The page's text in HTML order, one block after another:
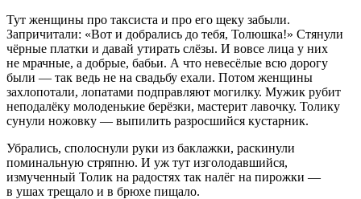
Тут женщины про таксиста и про его щеку забыли.
Запричитали: «Вот и добрались до тебя, Толюшка!» Стянули
чёрные платки и давай утирать слёзы. И вовсе лица у них
не мрачные, а добрые, бабьи. А что невесёлые всю дорогу
были — так ведь не на свадьбу ехали. Потом женщины
захлопотали, лопатами подправляют могилку. Мужик рубит
неподалёку молоденькие берёзки, мастерит лавочку. Толику
сунули ножовку — выпилить разросшийся кустарник.
Убрались, сполоснули руки из баклажки, раскинули
поминальную стряпню. И уж тут изголодавшийся,
измученный Толик на радостях так налёг на пирожки —
в ушах трещало и в брюхе пищало.